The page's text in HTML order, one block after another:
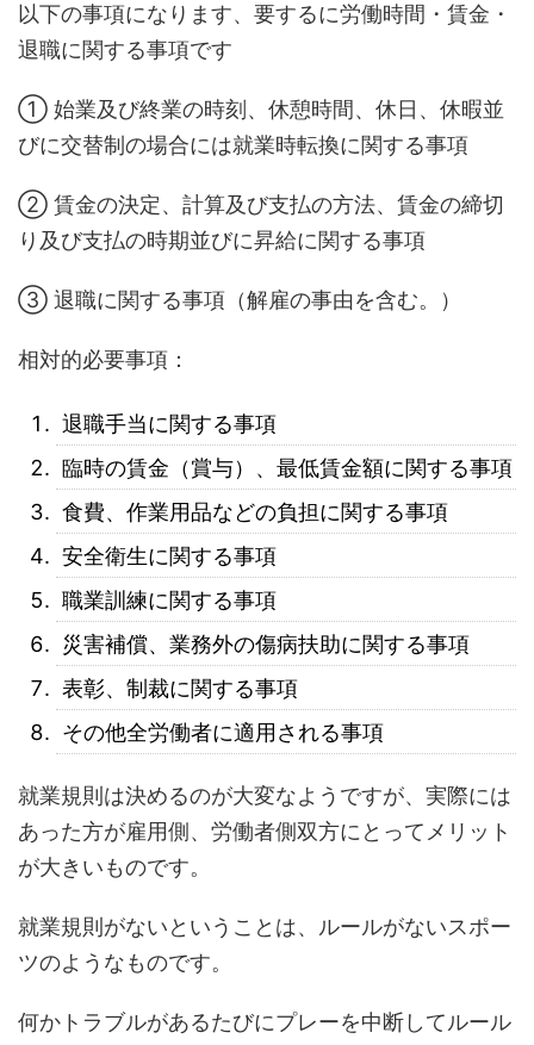
以下の事項になります、要するに労働時間・賃金・
退職に関する事項です
① 始業及び終業の時刻、休憩時間、休日、休暇並
びに交替制の場合には就業時転換に関する事項
② 賃金の決定、計算及び支払の方法、賃金の締切
り及び支払の時期並びに昇給に関する事項
③ 退職に関する事項（解雇の事由を含む。）
相対的必要事項：
退職手当に関する事項
臨時の賃金（賞与）、最低賃金額に関する事項
食費、作業用品などの負担に関する事項
安全衛生に関する事項
職業訓練に関する事項
災害補償、業務外の傷病扶助に関する事項
表彰、制裁に関する事項
その他全労働者に適用される事項
就業規則は決めるのが大変なようですが、実際には
あった方が雇用側、労働者側双方にとってメリット
が大きいものです。
就業規則がないということは、ルールがないスポー
ツのようなものです。
何かトラブルがあるたびにプレーを中断してルール